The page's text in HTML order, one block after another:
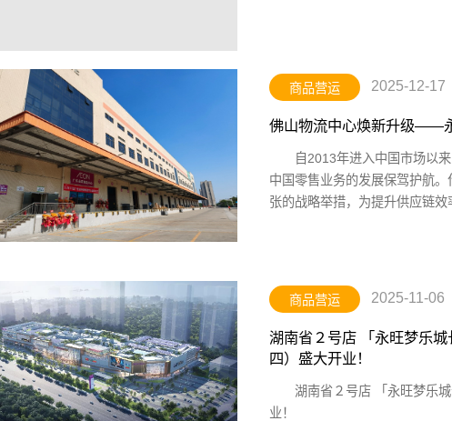
商品营运 2025-12-17
佛山物流中心焕新升级——
自2013年进入中国市场以
中国零售业务的发展保驾护航
张的战略举措，为提升供应链效
商品营运 2025-11-06
湖南省２号店 「永旺梦乐
四）盛大开业！
湖南省２号店 「永旺梦乐
业！